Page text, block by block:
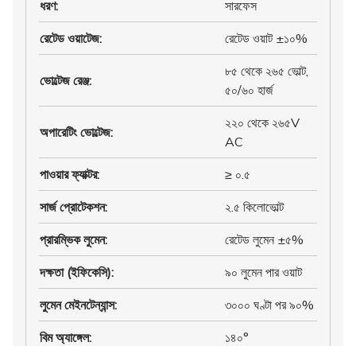
ধরণ: সারফেস
রেটেড ওয়াটেজ: রেটেড ওয়াট ±১০%
ভোল্টেজ রেঞ্জ:
৮৫ থেকে ২৬৫ ভোল্ট,
৫০/৬০ হার্জ
অপারেটিং ভোল্টেজ:
২২০ থেকে ২৬৫V
AC
পাওয়ার ফ্যাক্টর: ≥ ০.৫
সার্জ প্রোটেকশন: ২.৫ কিলোভোল্ট
প্রারম্ভিক লুমেন: রেটেড লুমেন ±৫%
দক্ষতা (ইফিকেসি): ৯০ লুমেন পার ওয়াট
লুমেন মেইনটেন্যান্স: ৩০০০ ঘণ্টা পর ৯০%
বিম অ্যাঙ্গেল: ১৪০°